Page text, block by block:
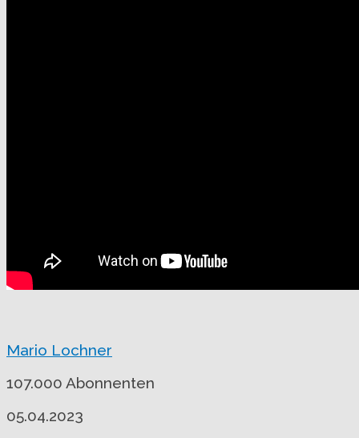
Mario Lochner
107.000 Abonnenten
05.04.2023